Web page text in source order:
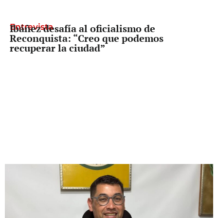
Entrevista
Ibáñez desafía al oficialismo de
Reconquista: “Creo que podemos
recuperar la ciudad”